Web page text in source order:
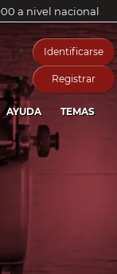
a nivel nacional
Identificarse
Registrar
AYUDA TEMAS